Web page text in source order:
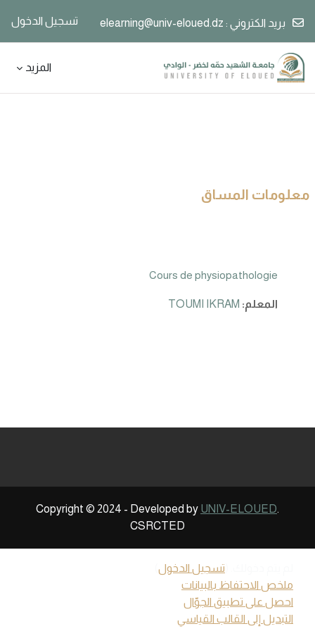
بريد الكتروني : elearning@univ-eloued.dz تسجيل الدخول
المزيد
معلومات المساق
Cours de physiopathologie
المعلم: TOUMI IKRAM
Copyright © 2024 - Developed by UNIV-ELOUED.
CSRCTED
تسجيل الدخول
ملخص الاحتفاظ بالبيانات
احصل على تطبيق الجوّال
التبديل إلى القالب القياسي